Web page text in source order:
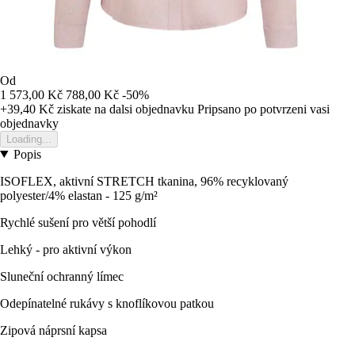
Od
1 573,00 Kč 788,00 Kč -50%
+39,40 Kč ziskate na dalsi objednavku Pripsano po potvrzeni vasi
objednavky
Loading...
Popis
ISOFLEX, aktivní STRETCH tkanina, 96% recyklovaný
polyester/4% elastan - 125 g/m²
Rychlé sušení pro větší pohodlí
Lehký - pro aktivní výkon
Sluneční ochranný límec
Odepínatelné rukávy s knoflíkovou patkou
Zipová náprsní kapsa